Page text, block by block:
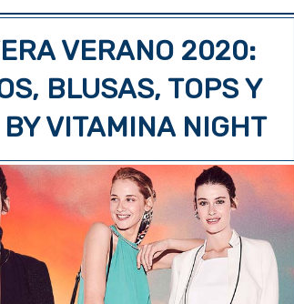
VERANO 2020:
BLUSAS, TOPS Y
VITAMINA NIGHT